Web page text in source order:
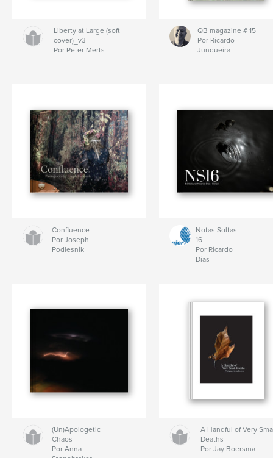
Liberty at Large (soft
cover)_v3
Por Peter Merts
QB magazine # 15
Por Ricardo
Junqueira
Confluence
Por Joseph
Podlesnik
Notas Soltas
16
Por Ricardo
Dias
(Un)Apologetic
Chaos
Por Anna
A Handful of Very
Deaths
Por Jay Boersma